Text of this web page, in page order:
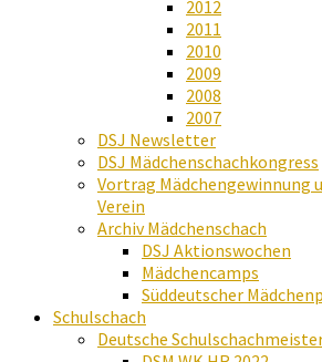
2012
2011
2010
2009
2008
2007
DSJ Newsletter
DSJ Mädchenschachkongress
Vortrag Mädchengewinnung
Verein
Archiv Mädchenschach
DSJ Aktionswochen
Mädchencamps
Süddeutscher
Schulschach
Deutsche